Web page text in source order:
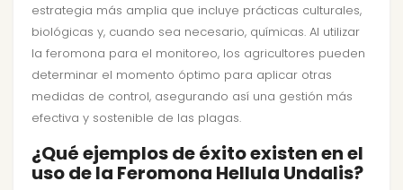
estrategia más amplia que incluye prácticas culturales,
biológicas y, cuando sea necesario, químicas. Al utilizar
la feromona para el monitoreo, los agricultores pueden
determinar el momento óptimo para aplicar otras
medidas de control, asegurando así una gestión más
efectiva y sostenible de las plagas.
¿Qué ejemplos de éxito existen en el
uso de la Feromona Hellula Undalis?